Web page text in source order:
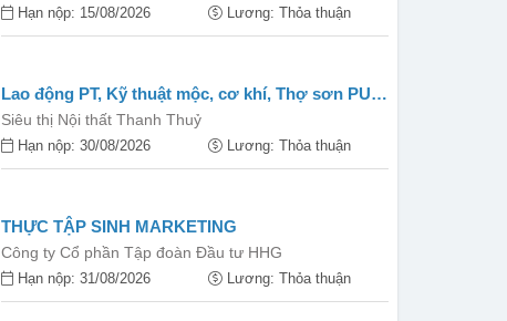
Hạn nộp: 15/08/2026 Lương: Thỏa thuận
Lao động PT, Kỹ thuật mộc, cơ khí, Thợ sơn PU,
Bán hàng...
Siêu thị Nội thất Thanh Thuỷ
Hạn nộp: 30/08/2026 Lương: Thỏa thuận
THỰC TẬP SINH MARKETING
Công ty Cổ phần Tập đoàn Đầu tư HHG
Hạn nộp: 31/08/2026 Lương: Thỏa thuận